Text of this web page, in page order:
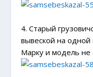
4. Старый
вывеской на
Марку и модель не